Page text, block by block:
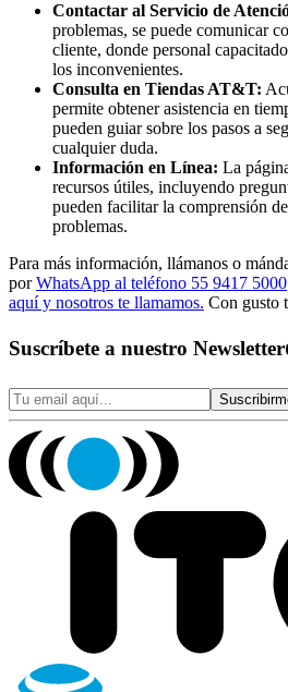
Contactar al Servicio de
problemas, se puede comunicar
cliente, donde personal
los inconvenientes.
Consulta en Tiendas AT&T:
permite obtener asistencia en
pueden guiar sobre los pasos a
cualquier duda.
Información en Línea: La
recursos útiles, incluyendo
pueden facilitar la comprensión
problemas.
Para más información, llámanos o
porWhatsApp al teléfono 55 9417 5000
aquí y nosotros te llamamos. Con gusto
Suscríbete a nuestro Newsletter